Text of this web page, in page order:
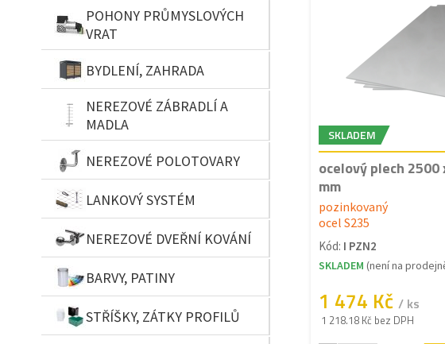
POHONY PRŮMYSLOVÝCH
VRAT
BYDLENÍ, ZAHRADA
NEREZOVÉ ZÁBRADLÍ A
MADLA
NEREZOVÉ POLOTOVARY
LANKOVÝ SYSTÉM
NEREZOVÉ DVEŘNÍ KOVÁNÍ
BARVY, PATINY
STŘÍŠKY, ZÁTKY PROFILŮ
SKLADEM
ocelový plech 2500
mm
pozinkovaný
ocel S235
Kód: I PZN2
SKLADEM (není na
1 474 Kč / ks
1 218.18 Kč bez DPH